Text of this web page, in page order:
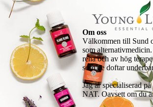
Om oss
Välkommen till Sund
som
rena och av hög
som de doftar
Jag är specialiserad
NAT. Oavsett om du